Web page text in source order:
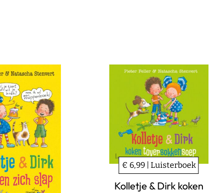
€ 6,99 | Luisterboek
Kolletje & Dirk koken